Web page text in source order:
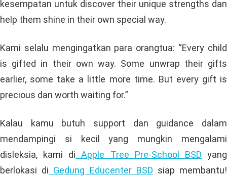
kesempatan untuk discover their unique strengths dan
help them shine in their own special way.
Kami selalu mengingatkan para orangtua: “Every child
is gifted in their own way. Some unwrap their gifts
earlier, some take a little more time. But every gift is
precious dan worth waiting for.”
Kalau kamu butuh support dan guidance dalam
mendampingi si kecil yang mungkin mengalami
disleksia, kami di Apple Tree Pre-School BSD yang
berlokasi di Gedung Educenter BSD siap membantu!